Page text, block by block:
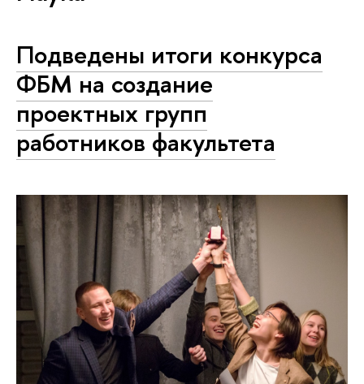
Подведены итоги конкурса
ФБМ на создание
проектных групп
работников факультета